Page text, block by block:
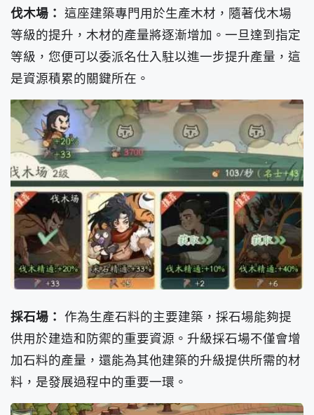
伐木場： 這座建築專門用於生產木材，隨著伐木場
等級的提升，木材的產量將逐漸增加。一旦達到指定
等級，您便可以委派名仕入駐以進一步提升產量，這
是資源積累的關鍵所在。
採石場： 作為生產石料的主要建築，採石場能夠提
供用於建造和防禦的重要資源。升級採石場不僅會增
加石料的產量，還能為其他建築的升級提供所需的材
料，是發展過程中的重要一環。